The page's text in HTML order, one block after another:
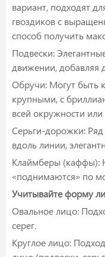
вариант, подходят
гвоздиков с
способ получить
Подвески:
движении, добавляя
Обручи: Могут быть
крупными, с
всей окружности или
Серьги-дорожки:
вдоль линии,
Клаймберы (каффы):
«поднимаются» по
Учитывайте форму
Овальное лицо:
серег.
Круглое лицо: